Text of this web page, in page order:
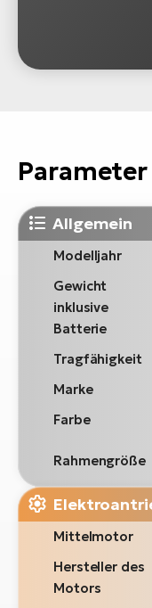
Parameter
Allgemein
Modelljahr
Gewicht
inklusive
Batterie
Tragfähigkeit
Marke
Farbe
Rahmengröße
Mittelmotor
Hersteller des
Motors